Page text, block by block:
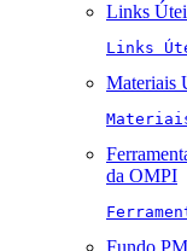
Links
Links
Materiais
da OMPI
Fundo